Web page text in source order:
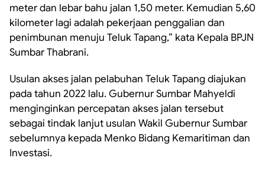
meter dan lebar bahu jalan 1,50 meter. Kemudian 5,60
kilometer lagi adalah pekerjaan penggalian dan
penimbunan menuju Teluk Tapang,” kata Kepala BPJN
Sumbar Thabrani.
Usulan akses jalan pelabuhan Teluk Tapang diajukan
pada tahun 2022 lalu. Gubernur Sumbar Mahyeldi
menginginkan percepatan akses jalan tersebut
sebagai tindak lanjut usulan Wakil Gubernur Sumbar
sebelumnya kepada Menko Bidang Kemaritiman dan
Investasi.